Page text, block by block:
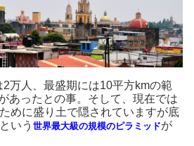
2万人、最盛期には10平方kmの範
あったとの事。そして、現在では
めに盛り土で隠されていますが底
いう 世界最大級の規模のピラミッドが